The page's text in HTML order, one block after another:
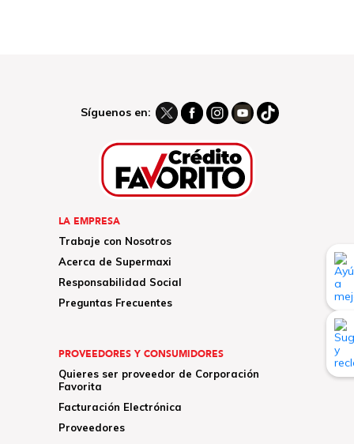
Síguenos en:
LA EMPRESA
Trabaje con Nosotros
Acerca de Supermaxi
Responsabilidad Social
Preguntas Frecuentes
PROVEEDORES Y CONSUMIDORES
Quieres ser proveedor de Corporación
Favorita
Facturación Electrónica
Proveedores